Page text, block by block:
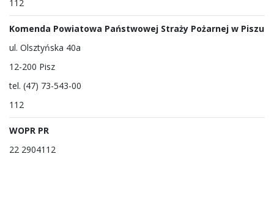
112
Komenda Powiatowa Państwowej Straży Pożarnej w Piszu
ul. Olsztyńska 40a
12-200 Pisz
tel. (47) 73-543-00
112
WOPR PR
22 2904112